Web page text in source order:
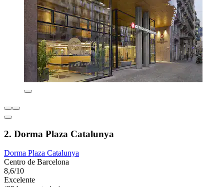
2. Dorma Plaza Catalunya
Dorma Plaza Catalunya
Centro de Barcelona
8,6/10
Excelente